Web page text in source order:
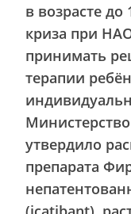
в возрасте до
криза при
принимать
терапии
утвердило
препарата